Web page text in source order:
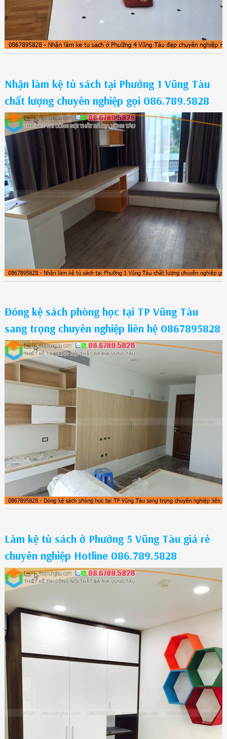
Nhận làm kệ tủ sách tại Phường 1 Vũng Tàu
chất lượng chuyên nghiệp gọi 086.789.5828
Đóng kệ sách phòng học tại TP Vũng Tàu
sang trọng chuyên nghiệp liên hệ 0867895828
Làm kệ tủ sách ở Phường 5 Vũng Tàu giá rẻ
chuyên nghiệp Hotline 086.789.5828